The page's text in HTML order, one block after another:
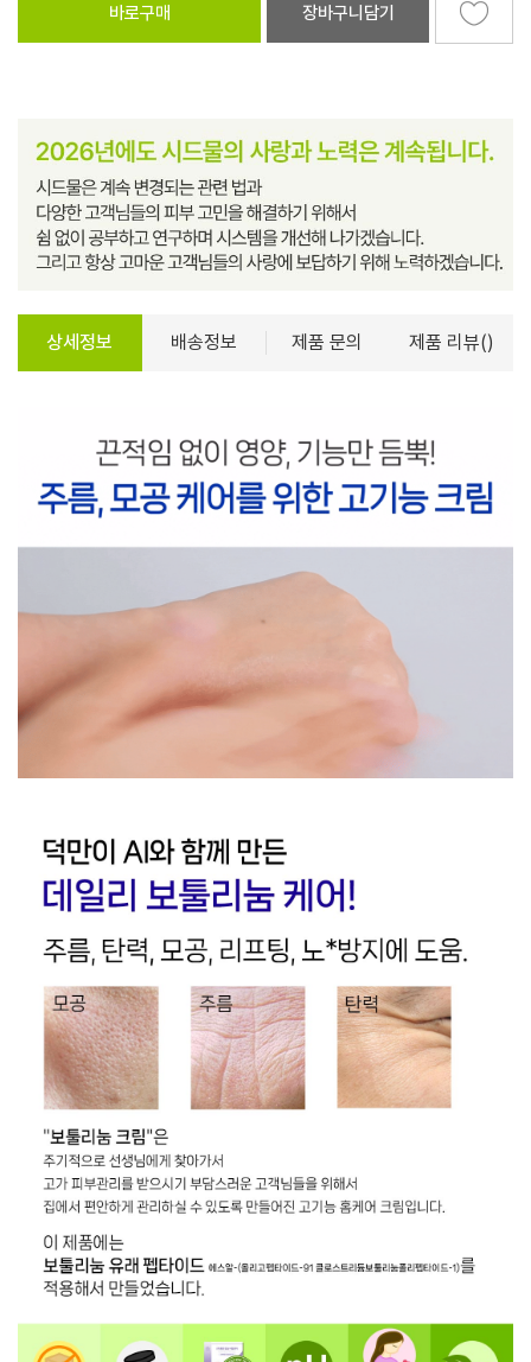
바로구매 장바구니담기
상세정보 배송정보 제품 문의 제품 리뷰()